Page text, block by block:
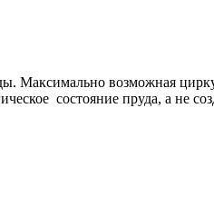
возможная
состояние пруда, а